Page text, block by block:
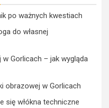
po ważnych kwestiach
do własnej
Gorlicach – jak wygląda
obrazowej w Gorlicach
się włókna techniczne